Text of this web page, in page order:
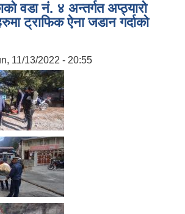
वडा नं. ४ अन्तर्गत अप्ठ्यारो
ट्राफिक ऐना जडान गर्दाको
11/13/2022 - 20:55